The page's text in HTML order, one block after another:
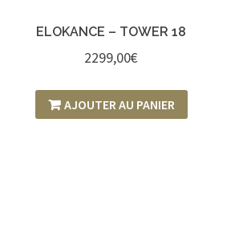
ELOKANCE – TOWER 18
2299,00€
AJOUTER AU PANIER